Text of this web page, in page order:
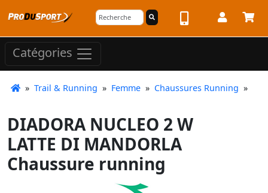
Catégories
» Trail & Running » Femme » Chaussures Running »
DIADORA NUCLEO 2 W
LATTE DI MANDORLA
Chaussure running